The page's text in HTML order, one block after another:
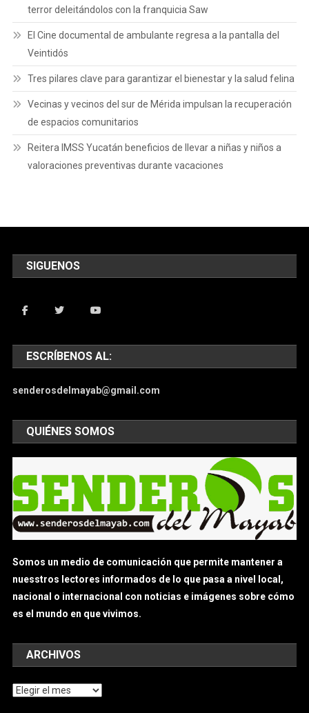
terror deleitándolos con la franquicia Saw
El Cine documental de ambulante regresa a la pantalla del
Veintidós
Tres pilares clave para garantizar el bienestar y la salud felina
Vecinas y vecinos del sur de Mérida impulsan la recuperación
de espacios comunitarios
Reitera IMSS Yucatán beneficios de llevar a niñas y niños a
valoraciones preventivas durante vacaciones
SIGUENOS
ESCRÍBENOS AL:
senderosdelmayab@gmail.com
QUIÉNES SOMOS
Somos un medio de comunicación que permite mantener a
nuesstros lectores informados de lo que pasa a nivel local,
nacional o internacional con noticias e imágenes sobre cómo
es el mundo en que vivimos.
ARCHIVOS
Archivos